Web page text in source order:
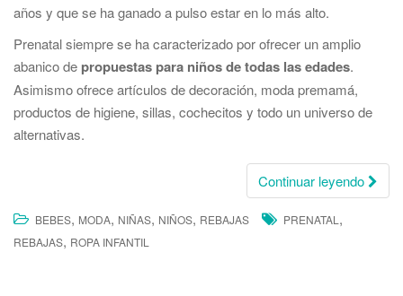
años y que se ha ganado a pulso estar en lo más alto.
Prenatal siempre se ha caracterizado por ofrecer un amplio
abanico de propuestas para niños de todas las edades.
Asimismo ofrece artículos de decoración, moda premamá,
productos de higiene, sillas, cochecitos y todo un universo de
alternativas.
Continuar leyendo
BEBES, MODA, NIÑAS, NIÑOS, REBAJAS PRENATAL ,
REBAJAS, ROPA INFANTIL